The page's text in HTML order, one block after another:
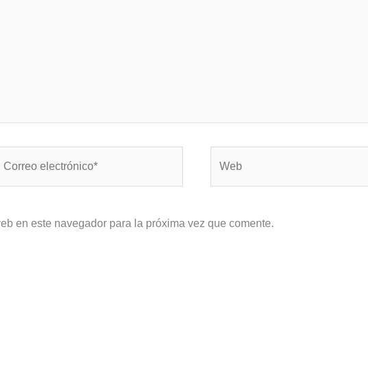
en este navegador para la próxima vez que comente.